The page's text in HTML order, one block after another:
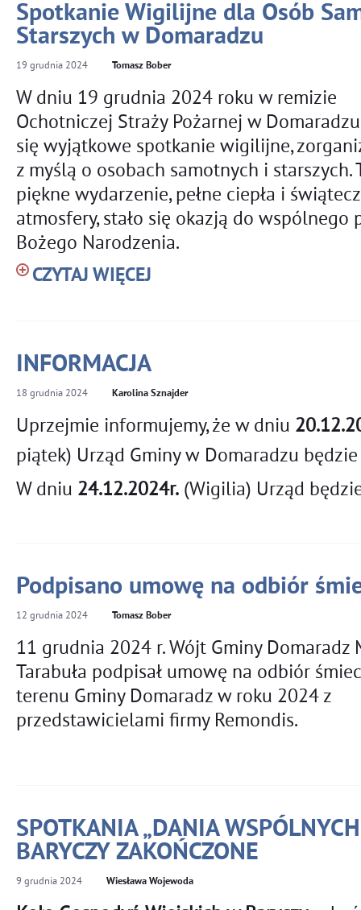
Spotkanie Wigilijne dla Osób
Starszych w Domaradzu
19 grudnia 2024 Tomasz Bober
W dniu 19 grudnia 2024 roku w remizie
Ochotniczej Straży Pożarnej w
się wyjątkowe spotkanie wigilijne,
z myślą o osobach samotnych i starszych.
piękne wydarzenie, pełne ciepła i
atmosfery, stało się okazją do wspólnego
Bożego Narodzenia.
CZYTAJ WIĘCEJ
INFORMACJA
18 grudnia 2024 Karolina Sznajder
Uprzejmie informujemy, że w dniu
piątek) Urząd Gminy w Domaradzu
W dniu 24.12.2024r. (Wigilia) Urząd
Podpisano umowę na odbiór
12 grudnia 2024 Tomasz Bober
11 grudnia 2024 r. Wójt Gminy Domaradz
Tarabuła podpisał umowę na odbiór
terenu Gminy Domaradz w roku 2024 z
przedstawicielami firmy Remondis.
SPOTKANIA „DANIA
BARYCZY ZAKOŃCZONE
9 grudnia 2024 Wiesława Wojewoda